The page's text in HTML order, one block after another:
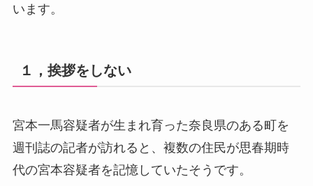
います。
１，挨拶をしない
宮本一馬容疑者が生まれ育った奈良県のある町を
週刊誌の記者が訪れると、複数の住民が思春期時
代の宮本容疑者を記憶していたそうです。